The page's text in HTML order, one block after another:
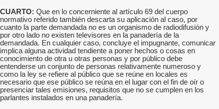
CUARTO: Que en lo concerniente al artículo 69 del cuerpo
normativo referido también descarta su aplicación al caso, por
cuanto la parte demandada no es un organismo de radiodifusión y
por otro lado no existen televisores en la panadería de la
demandada. En cualquier caso, concluye el impugnante, comunicar
implica alguna actividad tendiente a poner hechos o cosas en
conocimiento de otra u otras personas y por público debe
entenderse un conjunto de personas relativamente numeroso y
como la ley se refiere al público que se reúne en locales es
necesario que ese público se reúna en el lugar con el fin de oír o
presenciar tales emisiones, requisitos que no se cumplen en los
parlantes instalados en una panadería.